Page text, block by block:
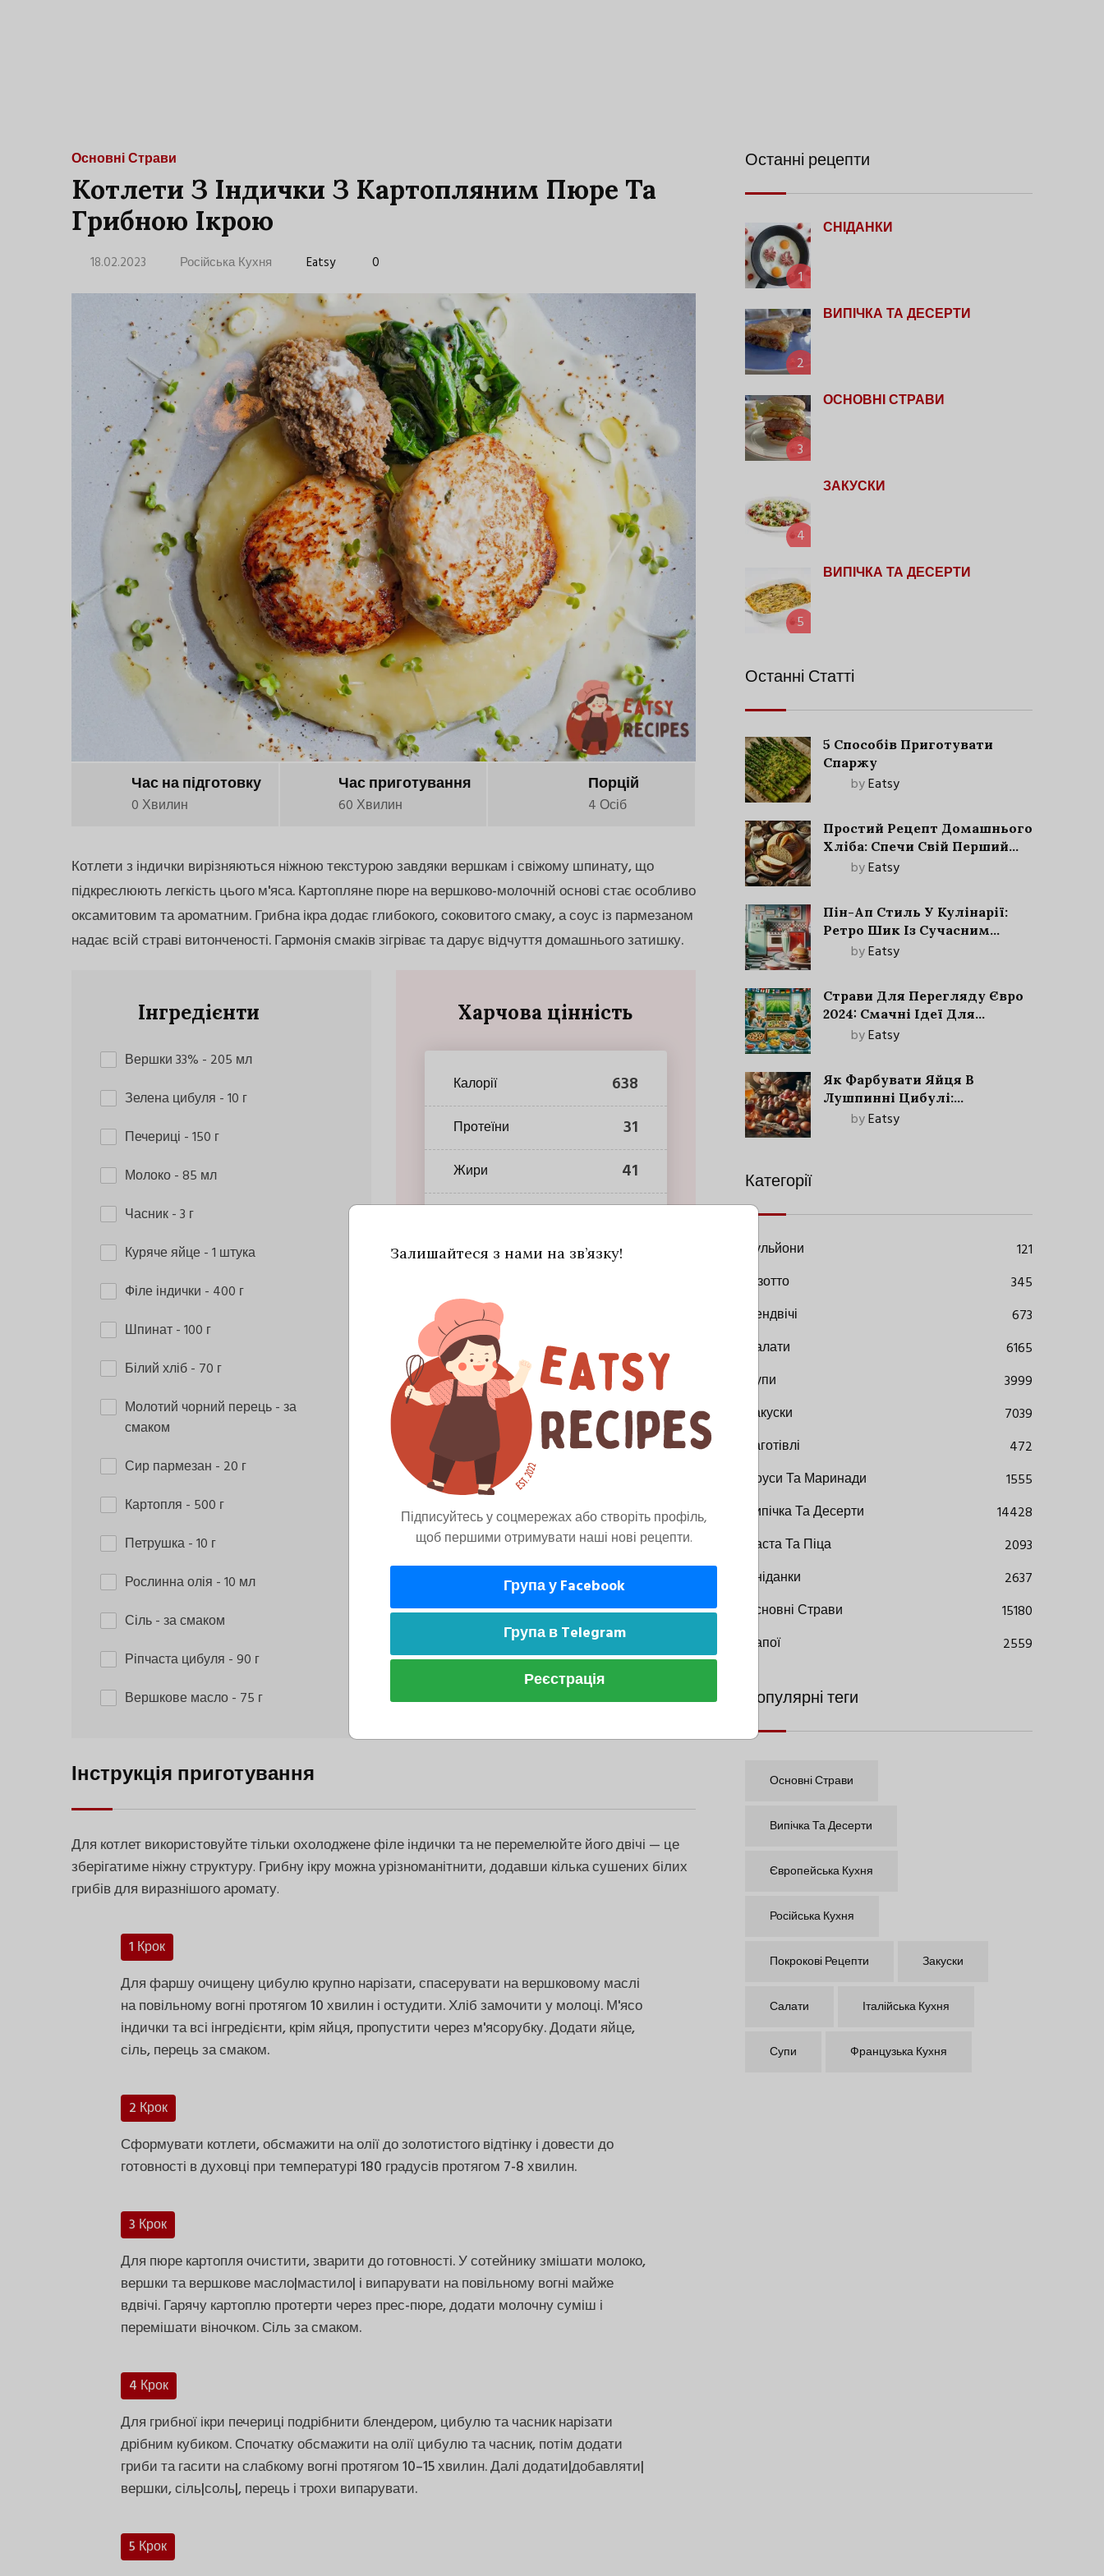
Основні Страви
Котлети З Індички З Картопляним Пюре Та
Грибною Ікрою
18.02.2023 Російська Кухня Eatsy 0
Час на підготовку
0 Хвилин
Час приготування
60 Хвилин
Порцій
4 Осіб
Котлети з індички вирізняються ніжною текстурою завдяки вершкам і свіжому шпинату, що
підкреслюють легкість цього м'яса. Картопляне пюре на вершково-молочній основі стає особливо
оксамитовим та ароматним. Грибна ікра додає глибокого, соковитого смаку, а соус із пармезаном
надає всій страві витонченості. Гармонія смаків зігріває та дарує відчуття домашнього затишку.
Інгредієнти
Вершки 33% - 205 мл
Зелена цибуля - 10 г
Печериці - 150 г
Молоко- 85 мл
Часник- 3 г
Куряче яйце- 1 штука
Філе індички - 400 г
Шпинат- 100 г
Білий хліб- 70 г
Молотий чорний перець- за
смаком
Сир пармезан - 20 г
Картопля - 500 г
Петрушка- 10 г
Рослинна олія - 10 мл
Сіль- за смаком
Ріпчаста цибуля - 90 г
Вершкове масло- 75 г
Харчова цінність
Калорії 638
Протеїни 31
Жири 41
Інструкція приготування
Для котлет використовуйте тільки охолоджене філе індички та не перемелюйте його двічі — це
зберігатиме ніжну структуру. Грибну ікру можна урізноманітнити, додавши кілька сушених білих
грибів для виразнішого аромату.
1 Крок
Для фаршу очищену цибулю крупно нарізати, спасерувати на вершковому маслі
на повільному вогні протягом 10 хвилин і остудити. Хліб замочити у молоці. М'ясо
індички та всі інгредієнти, крім яйця, пропустити через м'ясорубку. Додати яйце,
сіль, перець за смаком.
2 Крок
Сформувати котлети, обсмажити на олії до золотистого відтінку і довести до
готовності в духовці при температурі 180 градусів протягом 7-8 хвилин.
3 Крок
Для пюре картопля очистити, зварити до готовності. У сотейнику змішати молоко,
вершки та вершкове масло|мастило| і випарувати на повільному вогні майже
вдвічі. Гарячу картоплю протерти через прес-пюре, додати молочну суміш і
перемішати віночком. Сіль за смаком.
4 Крок
Для грибної ікри печериці подрібнити блендером, цибулю та часник нарізати
дрібним кубиком. Спочатку обсмажити на олії цибулю та часник, потім додати
гриби та гасити на слабкому вогні протягом 10–15 хвилин. Далі додати|добавляти|
вершки, сіль|соль|, перець і трохи випарувати.
5 Крок
Останні рецепти
1
СНІДАНКИ
2
ВИПІЧКА ТА ДЕСЕРТИ
3
ОСНОВНІ СТРАВИ
4
ЗАКУСКИ
5
ВИПІЧКА ТА ДЕСЕРТИ
Останні Статті
5 Способів Приготувати
Спаржу
byEatsy
Простий Рецепт Домашнього
Хліба: Спечи Свій Перший
Запашний Хліб!
byEatsy
Пін-Ап Стиль У Кулінарії:
Ретро Шик Із Сучасним
Акцентом
byEatsy
Страви Для Перегляду Євро
2024: Смачні Ідеї Для
Футбольного Свята
byEatsy
Як Фарбувати Яйця В
Лушпинні Цибулі:
Старовинний Метод З
byEatsy
Категорії
Бульйони
121
Різотто
345
Сендвічі
673
Салати
6165
Супи
3999
Закуски
7039
Заготівлі
472
Соуси Та Маринади
1555
Випічка Та Десерти
14428
Паста Та Піца
2093
Сніданки
2637
Основні Страви
15180
Напої
2559
Популярні теги
Основні Страви
Випічка Та Десерти
Європейська Кухня
Російська Кухня
Покрокові Рецепти Закуски
Салати Італійська Кухня
Супи Французька Кухня
Залишайтеся з нами на зв’язку!
Підписуйтесь у соцмережах або створіть профіль,
щоб першими отримувати наші нові рецепти.
Група у Facebook
Група в Telegram
Реєстрація